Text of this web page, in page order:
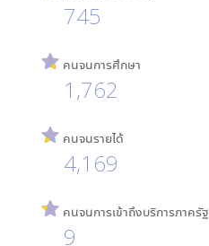
745
คนจนการศึกษา
1,762
คนจนรายได้
4,169
คนจนการเข้าถึงบริการภาครัฐ
9